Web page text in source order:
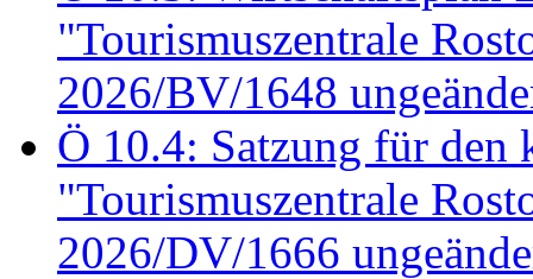
"Tourismuszentrale
2026/BV/1648
Ö 10.4: Satzung für den
"Tourismuszentrale
2026/DV/1666